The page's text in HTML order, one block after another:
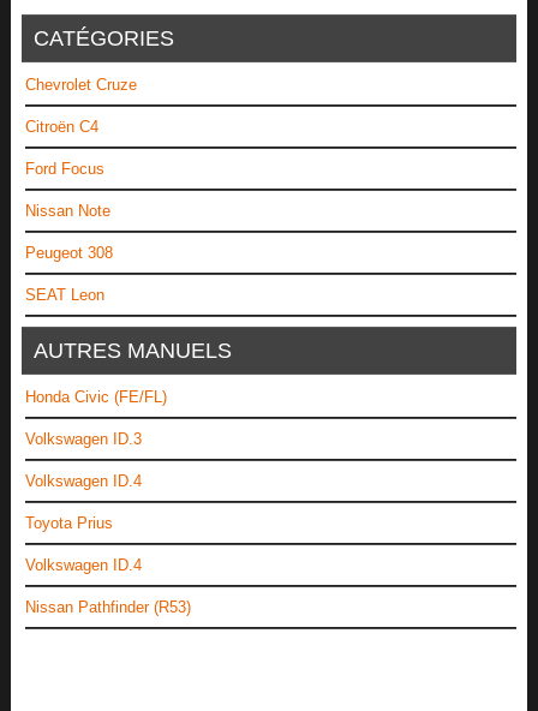
CATÉGORIES
Chevrolet Cruze
Citroën C4
Ford Focus
Nissan Note
Peugeot 308
SEAT Leon
AUTRES MANUELS
Honda Civic (FE/FL)
Volkswagen ID.3
Volkswagen ID.4
Toyota Prius
Volkswagen ID.4
Nissan Pathfinder (R53)